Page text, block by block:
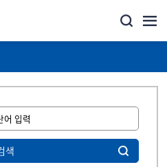
색